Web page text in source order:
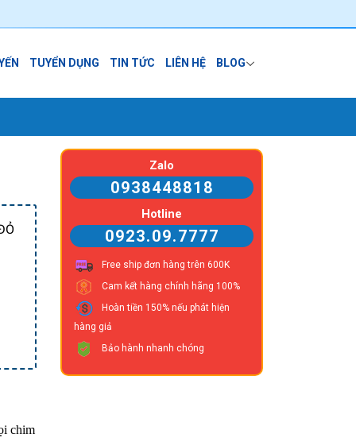
TUYỂN DỤNG TIN TỨC LIÊN HỆ BLOG
chim
Zalo
0938448818
Hotline
0923.09.7777
Free ship đơn hàng trên 600K
Cam kết hàng chính hãng 100%
Hoàn tiền 150% nếu phát hiện
hàng giả
Bảo hành nhanh chóng